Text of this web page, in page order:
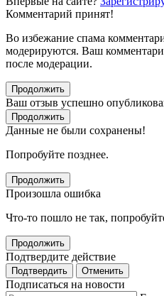
Комментарий принят!
Во избежание спама
модерируются. Ваш
после модерации.
Продолжить
Ваш отзыв успешно
Продолжить
Данные не были сохранены!
Попробуйте позднее.
Продолжить
Произошла ошибка
Что-то пошло не так,
Продолжить
Подтвердите действие
Подтвердить Отменить
Подписаться на новости